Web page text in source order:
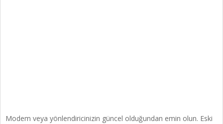
Modem veya yönlendiricinizin güncel olduğundan emin olun. Eski